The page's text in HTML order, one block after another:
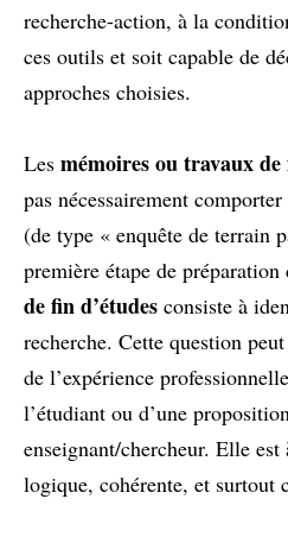
recherche-action, à la
ces outils et soit capable de
approches choisies.
Les mémoires ou travaux de
pas nécessairement
(de type « enquête de terrain
première étape de préparation
de fin d’études consiste à
recherche. Cette question
de l’expérience
l’étudiant ou d’une
enseignant/chercheur. Elle
logique, cohérente, et surtout